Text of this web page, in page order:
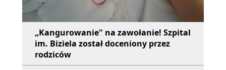
„Kangurowanie" na zawołanie! Szpital
im. Biziela został doceniony przez
rodziców